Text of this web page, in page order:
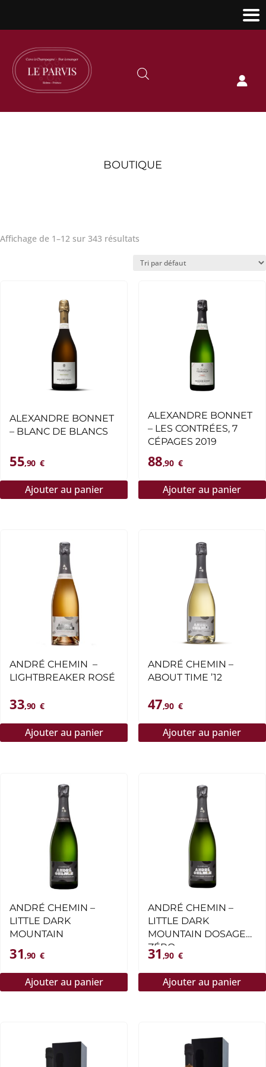

BOUTIQUE
Affichage de 1–12 sur 343 résultats
ALEXANDRE BONNET
– BLANC DE BLANCS
55,90 €
Ajouter au panier
ALEXANDRE BONNET
– LES CONTRÉES, 7
CÉPAGES 2019
88,90 €
Ajouter au panier
ANDRÉ CHEMIN –
LIGHTBREAKER ROSÉ
33,90 €
Ajouter au panier
ANDRÉ CHEMIN –
ABOUT TIME ’12
47,90 €
Ajouter au panier
ANDRÉ CHEMIN –
LITTLE DARK
MOUNTAIN
31,90 €
Ajouter au panier
ANDRÉ CHEMIN –
LITTLE DARK
MOUNTAIN DOSAGE
ZÉRO
31 ,90 €
Ajouter au panier